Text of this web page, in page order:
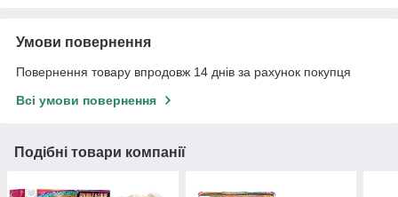
Умови повернення
Повернення товару впродовж 14 днів за рахунок покупця
Всі умови повернення
Подібні товари компанії